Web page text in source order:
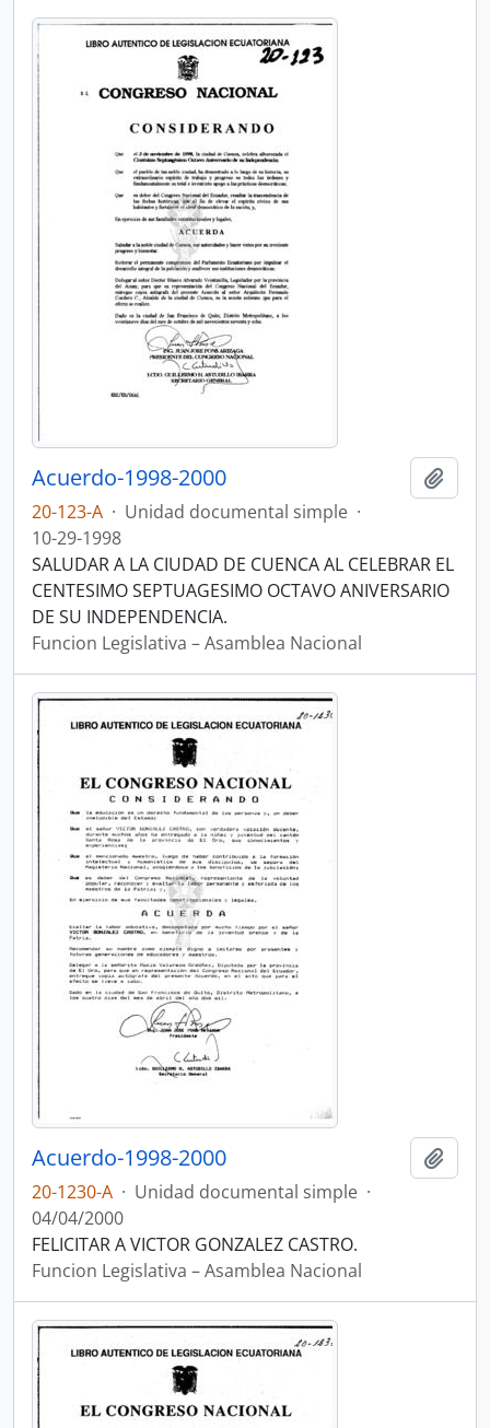
Acuerdo-1998-2000
20-123-A · Unidad documental simple ·
10-29-1998
SALUDAR A LA CIUDAD DE CUENCA AL CELEBRAR EL
CENTESIMO SEPTUAGESIMO OCTAVO ANIVERSARIO
DE SU INDEPENDENCIA.
Funcion Legislativa – Asamblea Nacional
Acuerdo-1998-2000
20-1230-A · Unidad documental simple ·
04/04/2000
FELICITAR A VICTOR GONZALEZ CASTRO.
Funcion Legislativa – Asamblea Nacional